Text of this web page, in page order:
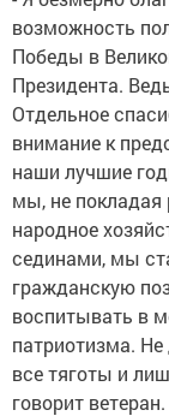
возможность
Победы в
Президента.
Отдельное
внимание к
наши лучшие
мы, не покладая
народное
сединами, мы
гражданскую
воспитывать в
патриотизма.
все тяготы и
говорит ветеран.